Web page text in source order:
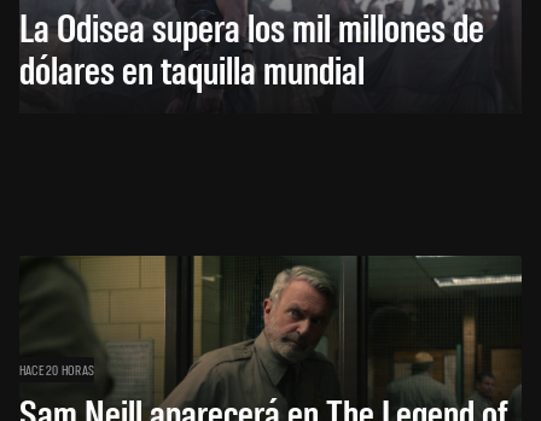
La Odisea supera los mil millones de
dólares en taquilla mundial
HACE 20 HORAS